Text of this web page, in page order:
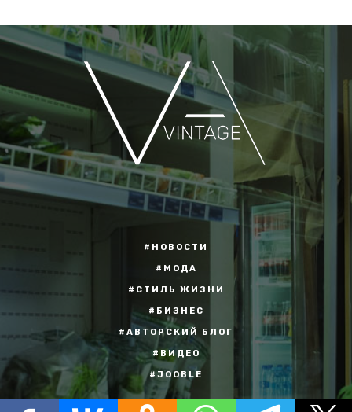
#НОВОСТИ
#МОДА
#СТИЛЬ ЖИЗНИ
#БИЗНЕС
#АВТОРСКИЙ БЛОГ
#ВИДЕО
#JOOBLE